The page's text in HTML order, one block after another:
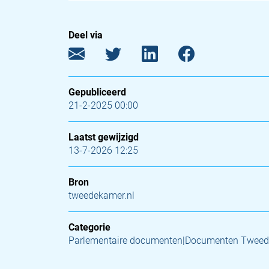
Deel via
Gepubliceerd
21-2-2025 00:00
Laatst gewijzigd
13-7-2026 12:25
Bron
tweedekamer.nl
Categorie
Parlementaire documenten|Documenten